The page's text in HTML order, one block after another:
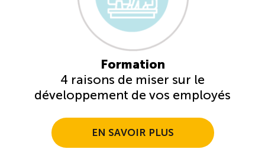
EN
TOURISME
INFOLETTRE
LinkedInVimeo
Formation
4 raisons de miser sur le
développement de vos employés
EN SAVOIR PLUS